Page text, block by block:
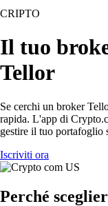
CRIPTO
Il tuo
Tellor
Se cerchi un broker
rapida. L'app di
gestire il tuo portafoglio
Iscriviti ora
Perché